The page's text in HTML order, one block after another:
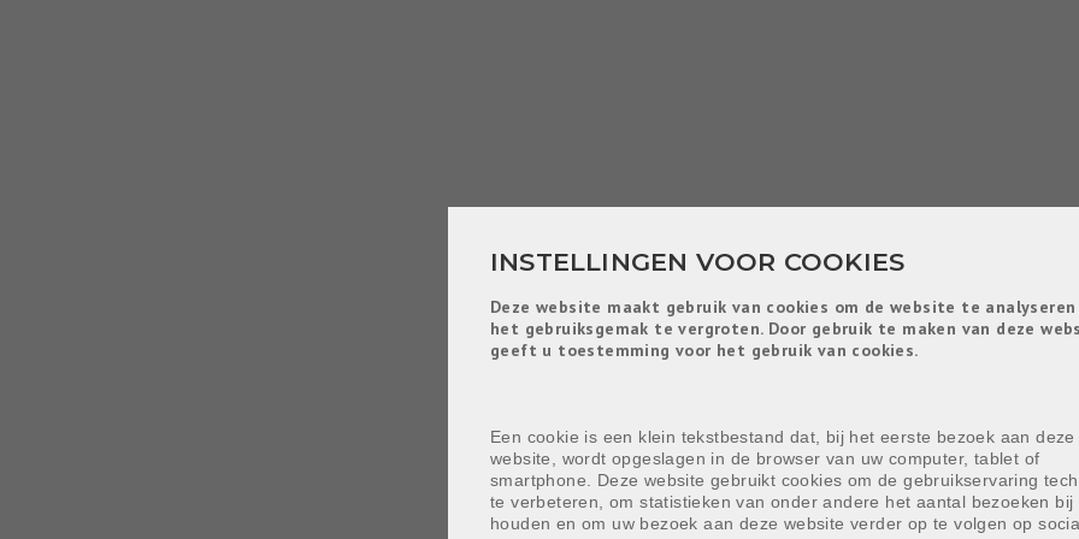
INSTELLINGEN VOOR COOKIES
Deze website maakt gebruik van cookies om de website te analyseren
het gebruiksgemak te vergroten. Door gebruik te maken van deze
geeft u toestemming voor het gebruik van cookies.
Een cookie is een klein tekstbestand dat, bij het eerste bezoek aan deze
website, wordt opgeslagen in de browser van uw computer, tablet of
smartphone. Deze website gebruikt cookies om de gebruikservaring
te verbeteren, om statistieken van onder andere het aantal bezoeken bij
houden en om uw bezoek aan deze website verder op te volgen op